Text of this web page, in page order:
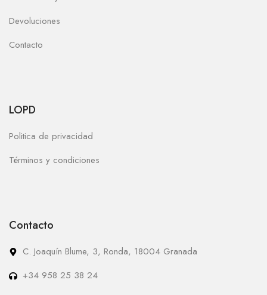
Devoluciones
Contacto
LOPD
Politica de privacidad
Términos y condiciones
Contacto
C. Joaquín Blume, 3, Ronda, 18004 Granada
+34 958 25 38 24